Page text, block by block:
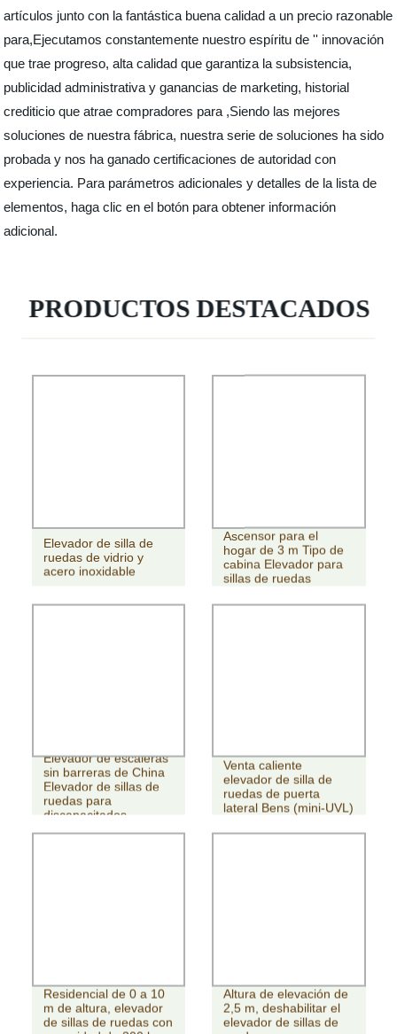
artículos junto con la fantástica buena calidad a un precio razonable
para,Ejecutamos constantemente nuestro espíritu de '' innovación
que trae progreso, alta calidad que garantiza la subsistencia,
publicidad administrativa y ganancias de marketing, historial
crediticio que atrae compradores para ,Siendo las mejores
soluciones de nuestra fábrica, nuestra serie de soluciones ha sido
probada y nos ha ganado certificaciones de autoridad con
experiencia. Para parámetros adicionales y detalles de la lista de
elementos, haga clic en el botón para obtener información
adicional.
PRODUCTOS DESTACADOS
Elevador de silla de
ruedas de vidrio y
acero inoxidable
Ascensor para el
hogar de 3 m Tipo de
cabina Elevador para
sillas de ruedas
Elevador de escaleras
sin barreras de China
Elevador de sillas de
ruedas para
discapacitados
Venta caliente
elevador de silla de
ruedas de puerta
lateral Bens (mini-UVL)
Residencial de 0 a 10
m de altura, elevador
de sillas de ruedas con
Altura de elevación de
2,5 m, deshabilitar el
elevador de sillas de